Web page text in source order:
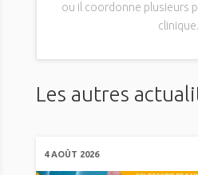
ou il coordonne plusieurs
clinique.
Les autres
4 AOÛT 2026